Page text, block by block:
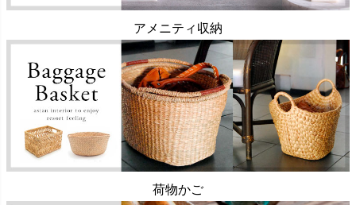
アメニティ収納
荷物かご